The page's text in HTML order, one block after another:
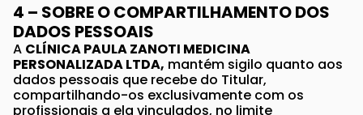
4 – SOBRE O COMPARTILHAMENTO DOS
DADOS PESSOAIS
A CLÍNICA PAULA ZANOTI MEDICINA
PERSONALIZADA LTDA, mantém sigilo quanto aos
dados pessoais que recebe do Titular,
compartilhando-os exclusivamente com os
profissionais a ela vinculados, no limite